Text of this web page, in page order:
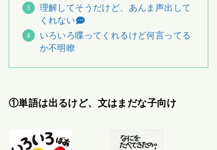
理解してそうだけど、あんま声出して
くれない
いろいろ喋ってくれるけど何言ってる
か不明瞭
①単語は出るけど、文はまだな子向け